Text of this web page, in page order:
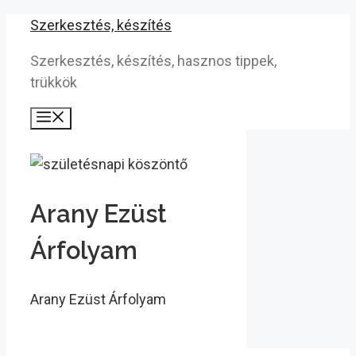
Kilépés
tartalomba
Szerkesztés, készítés
Szerkesztés, készítés, hasznos tippek,
trükkök
Arany Ezüst
Árfolyam
Arany Ezüst Árfolyam